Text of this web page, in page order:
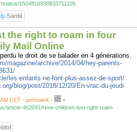
1504816930833711105
Santé
the right to roam in four
Mail Online
le droit de se balader en 4 générations.
magazine/archive/2014/04/hey-parents-
les-enfants-ne-font-plus-assez-de-sport/
blog/post/2018/12/20/En-vrac-du-jeudi
CET - permalink - -
article-462091/How-children-lost-right-roam-
Nitot